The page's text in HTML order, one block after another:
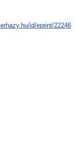
id/eprint/22246